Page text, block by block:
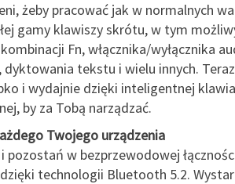
żeby pracować jak w normalnych
gamy klawiszy skrótu, w tym
Fn, włącznika/wyłącznika
dyktowania tekstu i wielu innych.
i wydajnie dzięki inteligentnej
by za Tobą narządzać.
Twojego urządzenia
pozostań w bezprzewodowej
technologii Bluetooth 5.2.